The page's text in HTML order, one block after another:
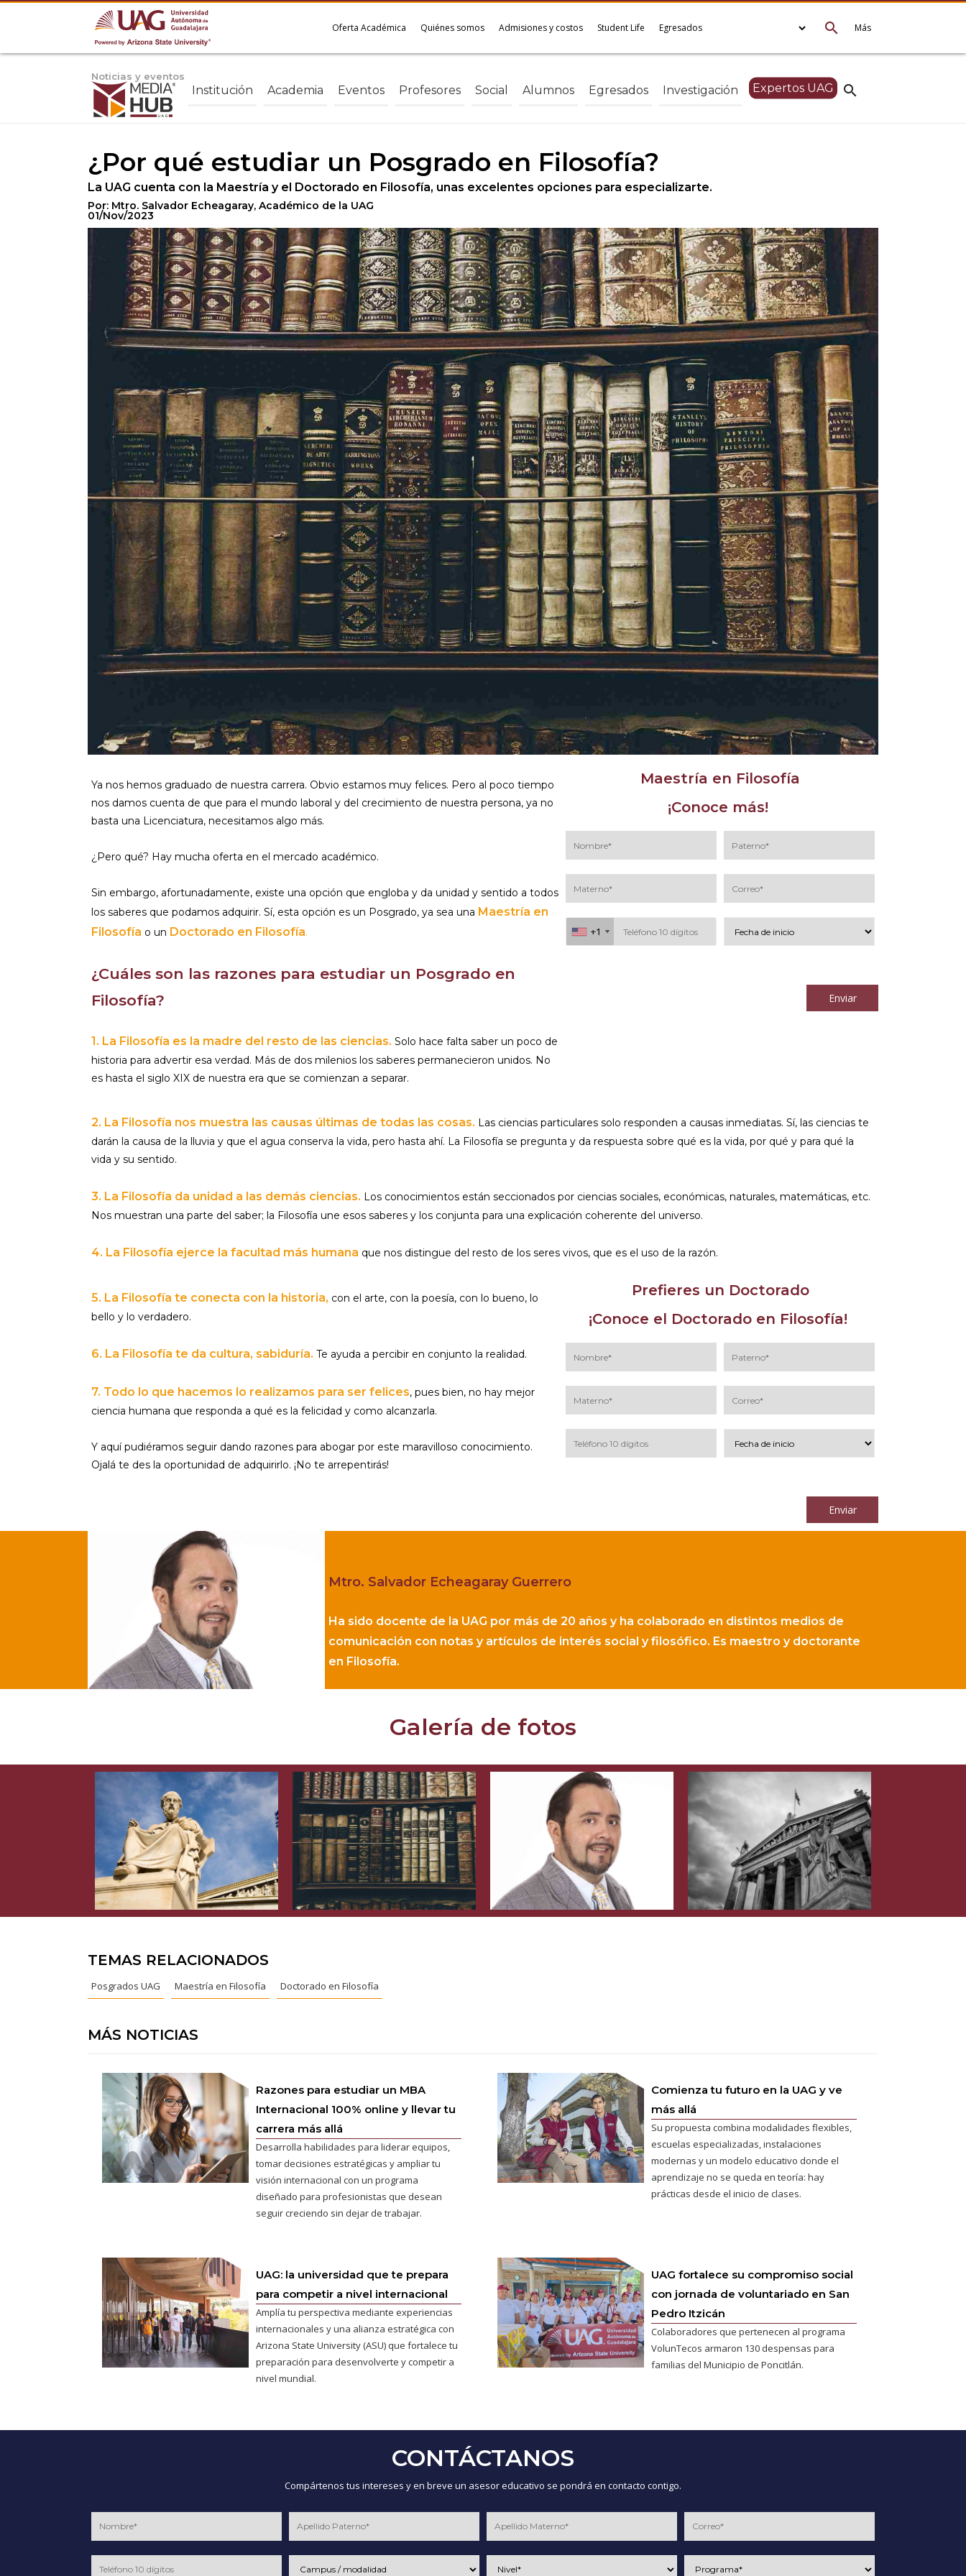
Más
search
Oferta Académica Quiénes somos Admisiones y costos Student Life Egresados
Noticias y eventos
search
Institución Academia Eventos Profesores Social Alumnos Egresados Investigación Expertos UAG
¿Por qué estudiar un Posgrado en Filosofía?
La UAG cuenta con la Maestría y el Doctorado en Filosofía, unas excelentes opciones para especializarte.
Por: Mtro. Salvador Echeagaray, Académico de la UAG
01/Nov/2023
Ya nos hemos graduado de nuestra carrera. Obvio estamos muy felices. Pero al poco tiempo
nos damos cuenta de que para el mundo laboral y del crecimiento de nuestra persona, ya no
basta una Licenciatura, necesitamos algo más.
¿Pero qué? Hay mucha oferta en el mercado académico.
Sin embargo, afortunadamente, existe una opción que engloba y da unidad y sentido a todos
los saberes que podamos adquirir. Sí, esta opción es un Posgrado, ya sea una Maestría en
Filosofía o un Doctorado en Filosofía.
¿Cuáles son las razones para estudiar un Posgrado en
Filosofía?
1. La Filosofía es la madre del resto de las ciencias. Solo hace falta saber un poco de
historia para advertir esa verdad. Más de dos milenios los saberes permanecieron unidos. No
es hasta el siglo XIX de nuestra era que se comienzan a separar.
Maestría en Filosofía
¡Conoce más!
+1
+1
+1
Enviar
2. La Filosofía nos muestra las causas últimas de todas las cosas. Las ciencias particulares solo responden a causas inmediatas. Sí, las ciencias te
darán la causa de la lluvia y que el agua conserva la vida, pero hasta ahí. La Filosofía se pregunta y da respuesta sobre qué es la vida, por qué y para qué la
vida y su sentido.
3. La Filosofía da unidad a las demás ciencias. Los conocimientos están seccionados por ciencias sociales, económicas, naturales, matemáticas, etc.
Nos muestran una parte del saber; la Filosofía une esos saberes y los conjunta para una explicación coherente del universo.
4. La Filosofía ejerce la facultad más humana que nos distingue del resto de los seres vivos, que es el uso de la razón.
5. La Filosofía te conecta con la historia, con el arte, con la poesía, con lo bueno, lo
bello y lo verdadero.
6. La Filosofía te da cultura, sabiduría. Te ayuda a percibir en conjunto la realidad.
7. Todo lo que hacemos lo realizamos para ser felices, pues bien, no hay mejor
ciencia humana que responda a qué es la felicidad y como alcanzarla.
Y aquí pudiéramos seguir dando razones para abogar por este maravilloso conocimiento.
Ojalá te des la oportunidad de adquirirlo. ¡No te arrepentirás!
Prefieres un Doctorado
¡Conoce el Doctorado en Filosofía!
Enviar
Mtro. Salvador Echeagaray Guerrero
Ha sido docente de la UAG por más de 20 años y ha colaborado en distintos medios de
comunicación con notas y artículos de interés social y filosófico. Es maestro y doctorante
en Filosofía.
Galería de fotos
TEMAS RELACIONADOS
Posgrados UAG Maestría en Filosofía Doctorado en Filosofía
MÁS NOTICIAS
Razones para estudiar un MBA
Internacional 100% online y llevar tu
carrera más allá
Desarrolla habilidades para liderar equipos,
tomar decisiones estratégicas y ampliar tu
visión internacional con un programa
diseñado para profesionistas que desean
seguir creciendo sin dejar de trabajar.
Comienza tu futuro en la UAG y ve
más allá
Su propuesta combina modalidades flexibles,
escuelas especializadas, instalaciones
modernas y un modelo educativo donde el
aprendizaje no se queda en teoría: hay
prácticas desde el inicio de clases.
UAG: la universidad que te prepara
para competir a nivel internacional
Amplía tu perspectiva mediante experiencias
internacionales y una alianza estratégica con
Arizona State University (ASU) que fortalece tu
preparación para desenvolverte y competir a
nivel mundial.
UAG fortalece su compromiso social
con jornada de voluntariado en San
Pedro Itzicán
Colaboradores que pertenecen al programa
VolunTecos armaron 130 despensas para
familias del Municipio de Poncitlán.
CONTÁCTANOS
Compártenos tus intereses y en breve un asesor educativo se pondrá en contacto contigo.